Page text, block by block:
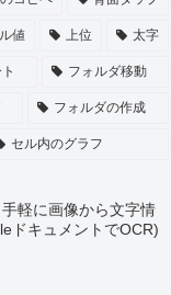
値 上位 太字
フォルダ移動
フォルダの作成
セル内のグラフ
軽に画像から文字情
ドキュメントでOCR)